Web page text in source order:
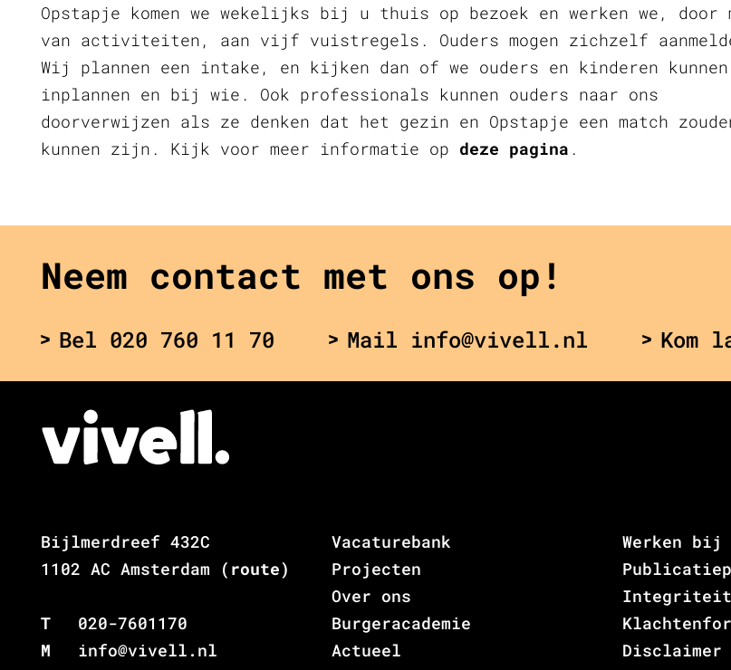
Opstapje komen we wekelijks bij u thuis op bezoek en werken we, door
van activiteiten, aan vijf vuistregels. Ouders mogen zichzelf
Wij plannen een intake, en kijken dan of we ouders en kinderen kunnen
inplannen en bij wie. Ook professionals kunnen ouders naar ons
doorverwijzen als ze denken dat het gezin en Opstapje een match
kunnen zijn. Kijk voor meer informatie op deze pagina .
Neem contact met ons op!
Bel 020 760 11 70 Mail info@vivell.nl Kom
Bijlmerdreef 432C
1102 AC Amsterdam
(route)
T
020-7601170
M
info@vivell.nl
Vacaturebank
Projecten
Over ons
Burgeracademie
Actueel
Werken
Disclaimer